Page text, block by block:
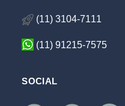
(11) 3104-7111
(11) 91215-7575
SOCIAL